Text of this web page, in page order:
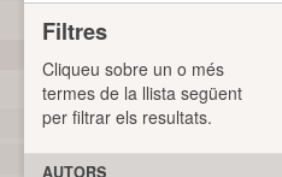
Filtres
Cliqueu sobre un o més
termes de la llista següent
per filtrar els resultats.
AUTORS